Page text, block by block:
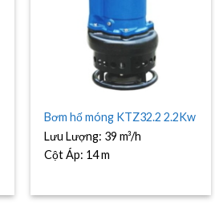
Bơm hố móng KTZ32.2 2.2Kw
Lưu Lượng: 39 m³/h
Cột Áp: 14 m